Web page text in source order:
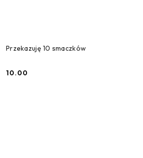
Przekazuję 10 smaczków
Cena:
10.00